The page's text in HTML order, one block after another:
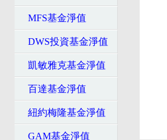
MFS基金淨值
DWS投資基金淨值
凱敏雅克基金淨值
百達基金淨值
紐約梅隆基金淨值
GAM基金淨值